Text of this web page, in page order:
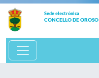
Sede electrónica
CONCELLO DE OROSO